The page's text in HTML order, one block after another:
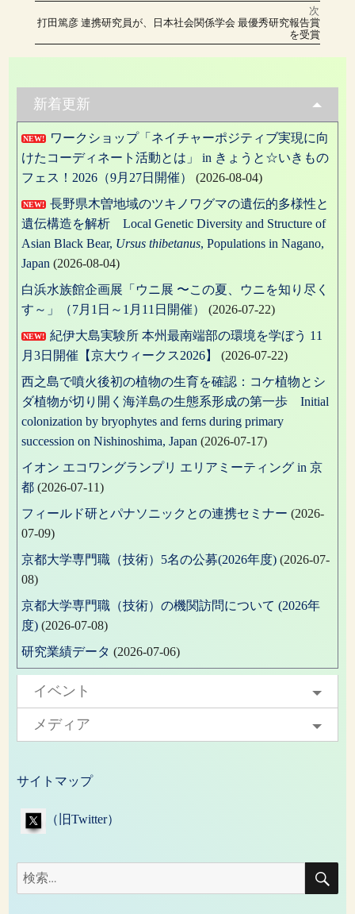
ー
ゲ
ー
シ
ョ
稿:
次
次
の
打田篤彦 連携研究員が、日本社会関係学会 最優秀研究報告賞
を受賞
新着更新
NEW!
ワークショップ「ネイチャーポジティブ実現に向
けたコーディネート活動とは」 in きょうと☆いきもの
フェス！2026（9月27日開催）
(2026-08-04)
NEW!
長野県木曽地域のツキノワグマの遺伝的多様性と
遺伝構造を解析 Local Genetic Diversity and Structure of
Asian Black Bear, Ursus thibetanus, Populations in Nagano,
Japan (2026-08-04)
白浜水族館企画展「ウニ展 〜この夏、ウニを知り尽く
す～」（7月1日～1月11日開催）
(2026-07-22)
NEW!
紀伊大島実験所 本州最南端部の環境を学ぼう 11
月3日開催【京大ウィークス2026】
(2026-07-22)
西之島で噴火後初の植物の生育を確認：コケ植物とシ
ダ植物が切り開く海洋島の生態系形成の第一歩 Initial
colonization by bryophytes and ferns during primary
succession on Nishinoshima, Japan (2026-07-17)
イオン エコワングランプリ エリアミーティング in 京
都 (2026-07-11)
フィールド研とパナソニックとの連携セミナー (2026-
07-09)
京都大学専門職（技術）5名の公募(2026年度) (2026-07-
08)
京都大学専門職（技術）の機関訪問について (2026年
度) (2026-07-08)
研究業績データ (2026-07-06)
イベント
メディア
サイトマップ
（旧Twitter）
検
索:
検